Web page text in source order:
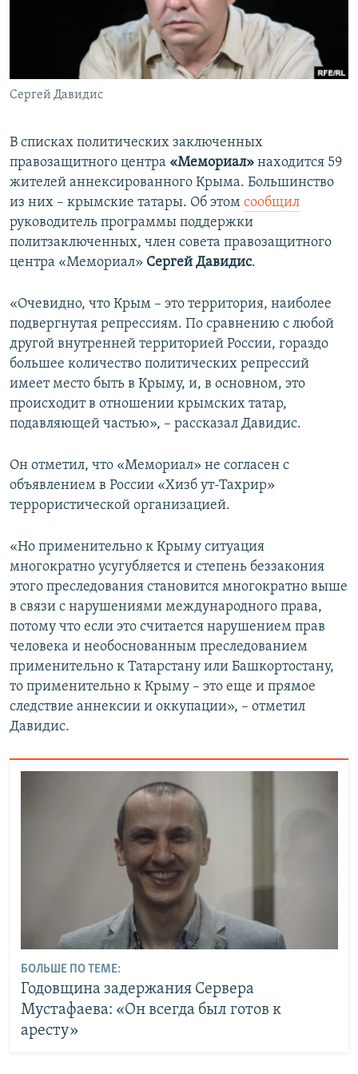
ПОБЕДИТЕЛЕЙ НЕ СУДЯТ?
КРЫМ.НЕПОКОРЕННЫЙ
УКРАИНСКАЯ ПРОБЛЕМА КРЫМА
Сергей Давидис
В списках политических заключенных
правозащитного центра «Мемориал» находится 59
жителей аннексированного Крыма. Большинство
из них – крымские татары. Об этом сообщил
руководитель программы поддержки
политзаключенных, член совета правозащитного
центра «Мемориал» Сергей Давидис.
«Очевидно, что Крым – это территория, наиболее
подвергнутая репрессиям. По сравнению с любой
другой внутренней территорией России, гораздо
большее количество политических репрессий
имеет место быть в Крыму, и, в основном, это
происходит в отношении крымских татар,
подавляющей частью», – рассказал Давидис.
Он отметил, что «Мемориал» не согласен с
объявлением в России «Хизб ут-Тахрир»
террористической организацией.
«Но применительно к Крыму ситуация
многократно усугубляется и степень беззакония
этого преследования становится многократно выше
в связи с нарушениями международного права,
потому что если это считается нарушением прав
человека и необоснованным преследованием
применительно к Татарстану или Башкортостану,
то применительно к Крыму – это еще и прямое
следствие аннексии и оккупации», – отметил
Давидис.
БОЛЬШЕ ПО ТЕМЕ:
Годовщина задержания Сервера
Мустафаева: «Он всегда был готов к
аресту»